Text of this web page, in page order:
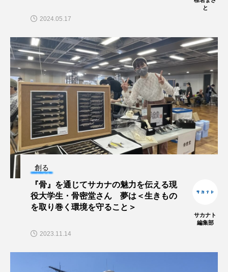
保全 健康
共生 分析 分類 刺胞動物
剥製 動物園 化石 北の大地の水族館
北極 医療 南極大陸 同定
名古屋港水族館 哺乳類 商品
四万十川 四万十川学遊館あきついお 四国
在来生物 地域名 城崎マリンワールド
外来生物 外来種
大分県 天然記念物
と
2024.05.17
創る
『骨』を通じてサカナの魅力を伝える現
役大学生・骨密堂さん 夢は＜生きもの
を取り巻く環境を守ること＞
サカナト
編集部
2023.11.14